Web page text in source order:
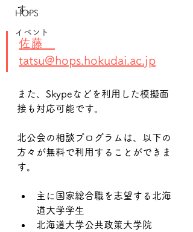
HOPS
イベント
す。
佐藤
tatsu@hops.hokudai.ac.jp
また、Skypeなどを利用した模擬面
接も対応可能です。
北公会の相談プログラムは、以下の
方々が無料で利用することができま
す。
主に国家総合職を志望する北海
道大学学生
北海道大学公共政策大学院